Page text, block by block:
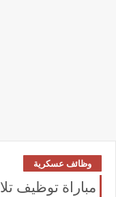
وظائف عسكرية
مباراة توظيف